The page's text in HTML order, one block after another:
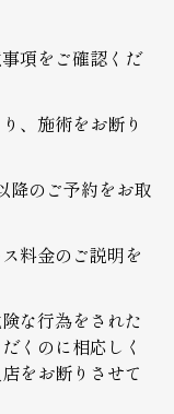
項をご確認くだ
、施術をお断り
降のご予約をお取
料金のご説明を
な行為をされた
くのに相応しく
をお断りさせて